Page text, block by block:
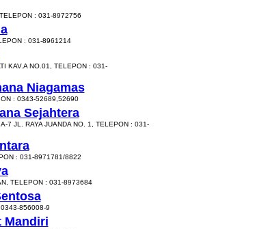
: 031-8972756
: 031-8961214
KAV.A NO.01, TELEPON : 031-
Niagamas
: 0343-52689,52690
Sejahtera
7 JL. RAYA JUANDA NO. 1, TELEPON : 031-
: 031-8971781/8822
TELEPON : 031-8973684
856008-9
Mandiri